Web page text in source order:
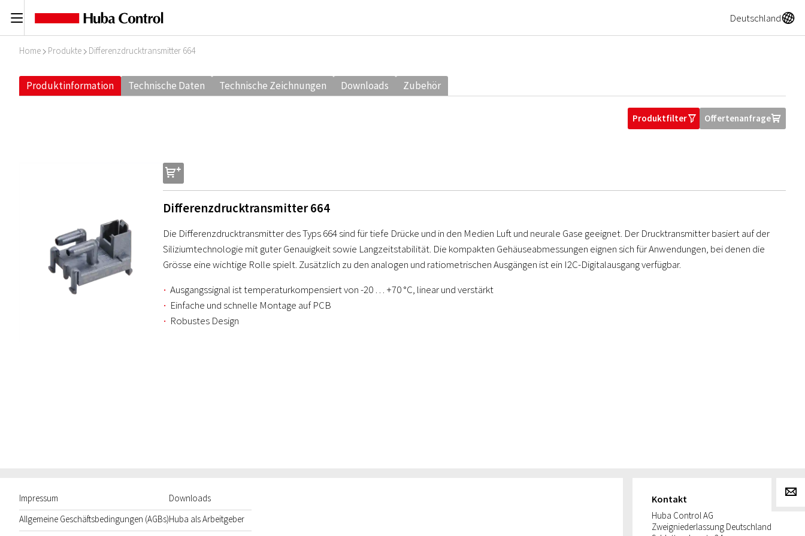
C DeutschlandA
Home I Produkte I Differenzdrucktransmitter 664
Produktinformation Technische Daten Technische Zeichnungen Downloads Zubehör
ProduktfilterO OffertenanfrageU
s
Differenzdrucktransmitter 664
Die Differenzdrucktransmitter des Typs 664 sind für tiefe Drücke und in den Medien Luft und neurale Gase geeignet. Der Drucktransmitter basiert auf der
Siliziumtechnologie mit guter Genauigkeit sowie Langzeitstabilität. Die kompakten Gehäuseabmessungen eignen sich für Anwendungen, bei denen die
Grösse eine wichtige Rolle spielt. Zusätzlich zu den analogen und ratiometrischen Ausgängen ist ein I2C-Digitalausgang verfügbar.
Ausgangssignal ist temperaturkompensiert von -20 … +70 °C, linear und verstärkt
Einfache und schnelle Montage auf PCB
Robustes Design
Impressum
Allgemeine Geschäftsbedingungen (AGBs)
Downloads
Huba als Arbeitgeber
Kontakt
Huba Control AG
Zweigniederlassung Deutschland
g